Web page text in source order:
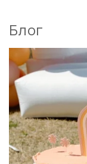
Блог